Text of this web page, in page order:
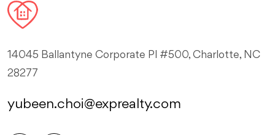
14045 Ballantyne Corporate Pl #500, Charlotte, NC
28277
yubeen.choi@exprealty.com